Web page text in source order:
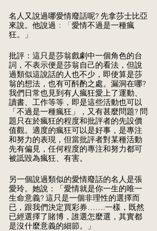
名人又說過哪愛情廢話呢? 先拿莎士比亞
來說。他說過 ：「愛情不過是一種瘋
狂。」
批評：這只是莎翁戲劇中一個角色的台
詞，不表示便是莎翁自己的看法，但說
過類似這說話的人也不少，即使算是莎
翁的想法，也有可酙酌之處。漏洞在哪?
我們日常也見到有人瘋狂愛上了運動、
讀書、工作等等，即是這些活動也可以
「不過是一種瘋狂」，又有甚麼問題? 問
題只在於瘋狂的程度和批評者的先設價
值觀。適度的瘋狂可以是好事，是專注
和努力的表現，但當批評者對某種活動
先有偏見，任何程度的專注和努力都可
被詆毀為瘋狂、有害。
另一個說過類似的愛情廢話的名人是張
愛玲。她說：「愛情就是你一生的唯一
生命意義? 這只是一個非理性的選擇而
已，跟我們決定買彩券…….一樣，既然
已經選擇了賭博，誰選怎麼選，其實都
是沒什麼意義的細節。」